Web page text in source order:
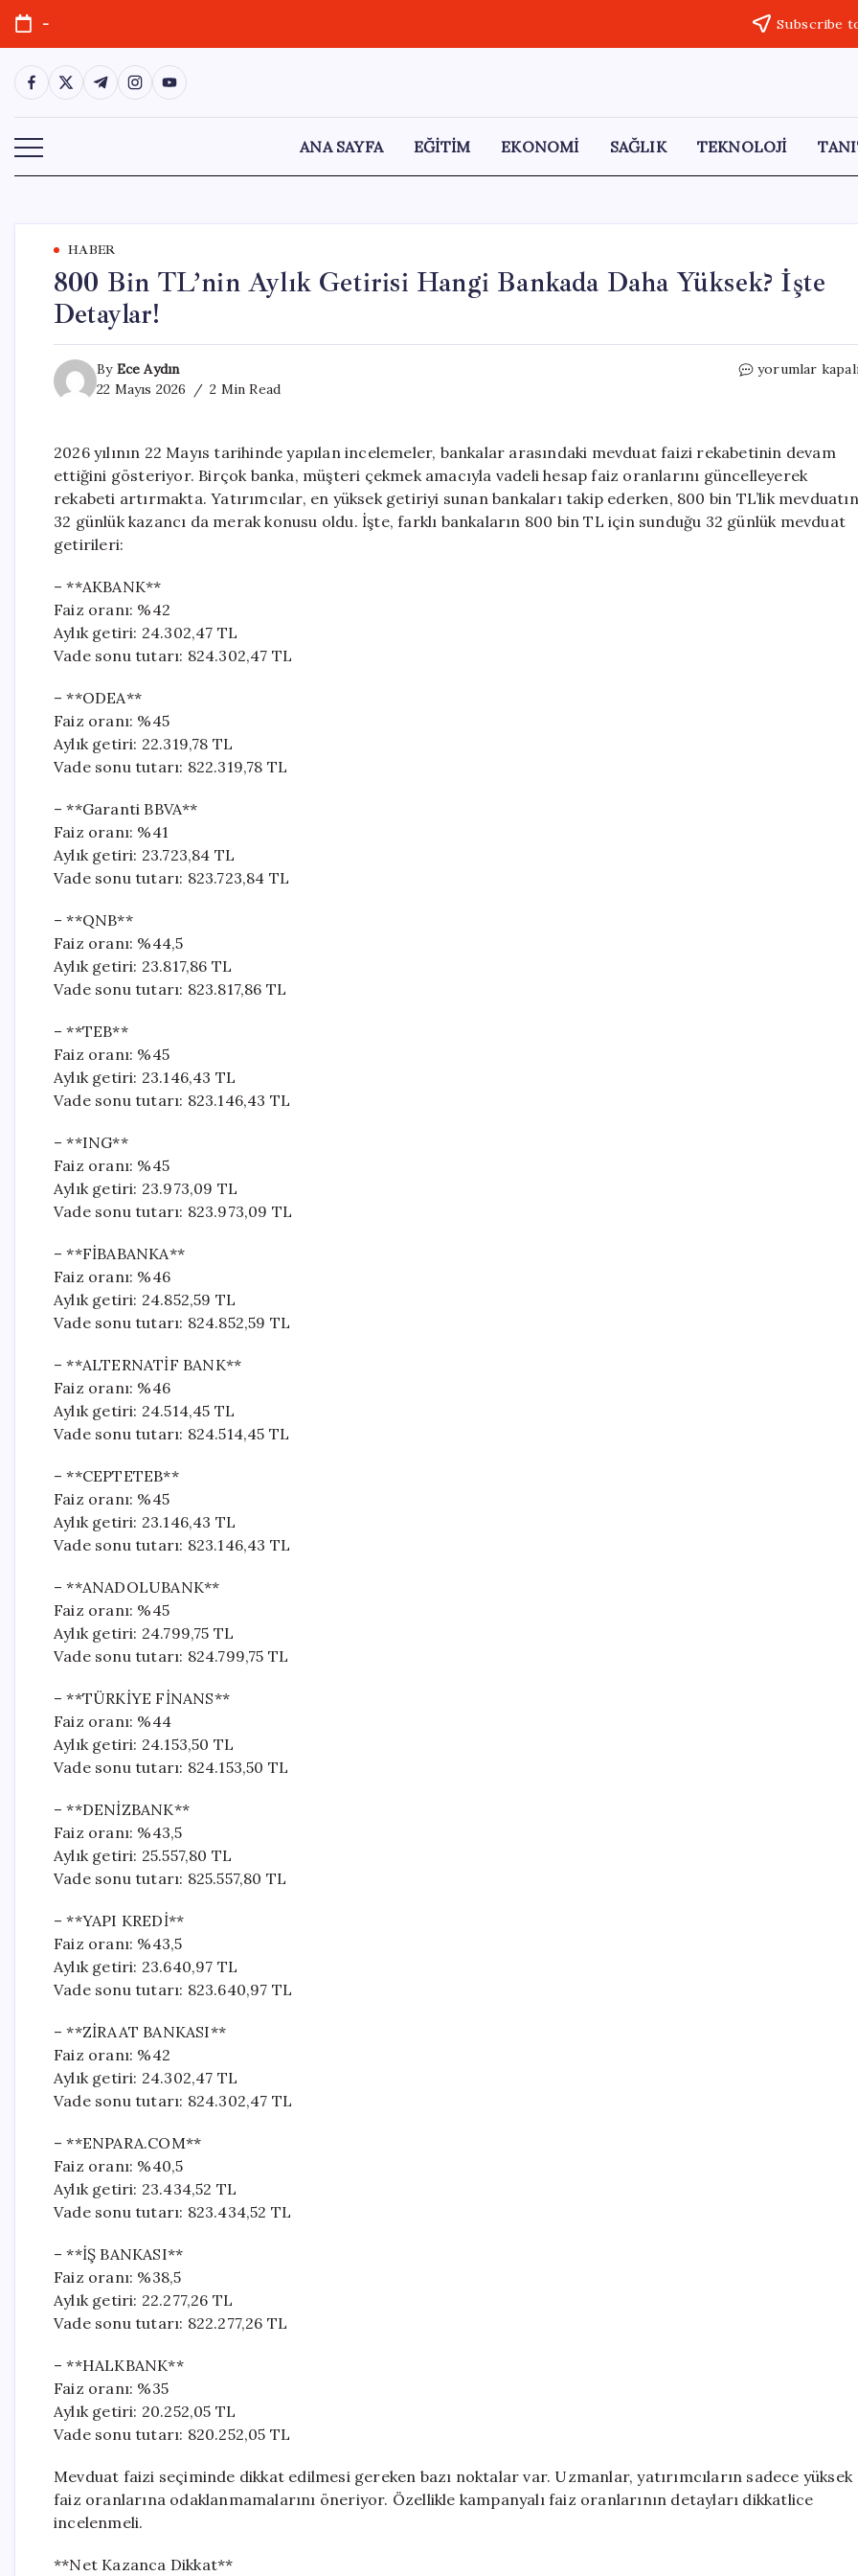
Skip
content
- Subscribe
https://www.facebook.com/
https://twitter.com/
https://t.me/
https://www.instagram.com/
https://youtube.com/
ANA SAYFA EĞİTİM EKONOMİ SAĞLIK TEKNOLOJİ
HABER
800 Bin TL’nin Aylık Getirisi Hangi Bankada Daha Yüksek? İşte
Detaylar!
By Ece Aydın
22 Mayıs 2026
2 Min Read
800
Getirisi
Bankada
Daha
Yüksek?
yorumlar
2026 yılının 22 Mayıs tarihinde yapılan incelemeler, bankalar arasındaki mevduat faizi rekabetinin devam
ettiğini gösteriyor. Birçok banka, müşteri çekmek amacıyla vadeli hesap faiz oranlarını güncelleyerek
rekabeti artırmakta. Yatırımcılar, en yüksek getiriyi sunan bankaları takip ederken, 800 bin TL’lik mevduatın
32 günlük kazancı da merak konusu oldu. İşte, farklı bankaların 800 bin TL için sunduğu 32 günlük mevduat
getirileri:
– **AKBANK**
Faiz oranı: %42
Aylık getiri: 24.302,47 TL
Vade sonu tutarı: 824.302,47 TL
– **ODEA**
Faiz oranı: %45
Aylık getiri: 22.319,78 TL
Vade sonu tutarı: 822.319,78 TL
– **Garanti BBVA**
Faiz oranı: %41
Aylık getiri: 23.723,84 TL
Vade sonu tutarı: 823.723,84 TL
– **QNB**
Faiz oranı: %44,5
Aylık getiri: 23.817,86 TL
Vade sonu tutarı: 823.817,86 TL
– **TEB**
Faiz oranı: %45
Aylık getiri: 23.146,43 TL
Vade sonu tutarı: 823.146,43 TL
– **ING**
Faiz oranı: %45
Aylık getiri: 23.973,09 TL
Vade sonu tutarı: 823.973,09 TL
– **FİBABANKA**
Faiz oranı: %46
Aylık getiri: 24.852,59 TL
Vade sonu tutarı: 824.852,59 TL
– **ALTERNATİF BANK**
Faiz oranı: %46
Aylık getiri: 24.514,45 TL
Vade sonu tutarı: 824.514,45 TL
– **CEPTETEB**
Faiz oranı: %45
Aylık getiri: 23.146,43 TL
Vade sonu tutarı: 823.146,43 TL
– **ANADOLUBANK**
Faiz oranı: %45
Aylık getiri: 24.799,75 TL
Vade sonu tutarı: 824.799,75 TL
– **TÜRKİYE FİNANS**
Faiz oranı: %44
Aylık getiri: 24.153,50 TL
Vade sonu tutarı: 824.153,50 TL
– **DENİZBANK**
Faiz oranı: %43,5
Aylık getiri: 25.557,80 TL
Vade sonu tutarı: 825.557,80 TL
– **YAPI KREDİ**
Faiz oranı: %43,5
Aylık getiri: 23.640,97 TL
Vade sonu tutarı: 823.640,97 TL
– **ZİRAAT BANKASI**
Faiz oranı: %42
Aylık getiri: 24.302,47 TL
Vade sonu tutarı: 824.302,47 TL
– **ENPARA.COM**
Faiz oranı: %40,5
Aylık getiri: 23.434,52 TL
Vade sonu tutarı: 823.434,52 TL
– **İŞ BANKASI**
Faiz oranı: %38,5
Aylık getiri: 22.277,26 TL
Vade sonu tutarı: 822.277,26 TL
– **HALKBANK**
Faiz oranı: %35
Aylık getiri: 20.252,05 TL
Vade sonu tutarı: 820.252,05 TL
Mevduat faizi seçiminde dikkat edilmesi gereken bazı noktalar var. Uzmanlar, yatırımcıların sadece yüksek
faiz oranlarına odaklanmamalarını öneriyor. Özellikle kampanyalı faiz oranlarının detayları dikkatlice
incelenmeli.
**Net Kazanca Dikkat**